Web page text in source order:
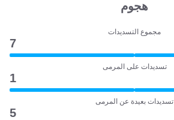
هجوم
مجموع التسديدات
7
تسديدات على المرمى
1
تسديدات بعيدة عن المرمى
5